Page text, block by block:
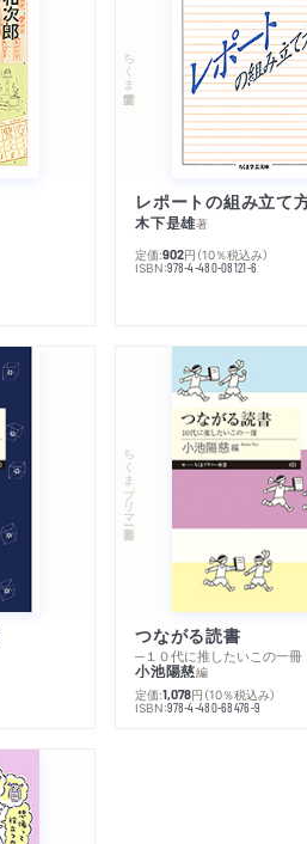
ちくま学芸文庫
レポートの組み立て
木下是雄著
定価:902円 （10％税込み）
ISBN:978-4-480-08121-6
ちくまプリマー新書
つながる読書
─１０代に推したいこの一冊
小池陽慈編
定価:1,078円 （10％税込み）
ISBN:978-4-480-68476-9